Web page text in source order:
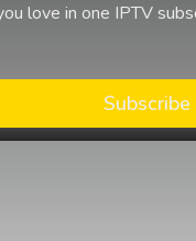
love in one IPTV